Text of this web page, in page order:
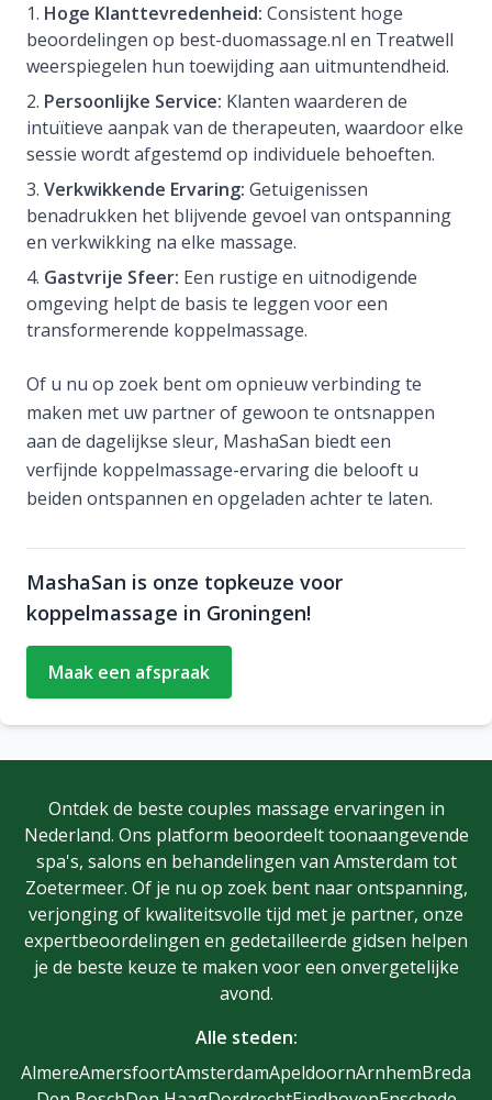
Hoge Klanttevredenheid: Consistent hoge
beoordelingen op best-duomassage.nl en Treatwell
weerspiegelen hun toewijding aan uitmuntendheid.
Persoonlijke Service: Klanten waarderen de
intuïtieve aanpak van de therapeuten, waardoor elke
sessie wordt afgestemd op individuele behoeften.
Verkwikkende Ervaring: Getuigenissen
benadrukken het blijvende gevoel van ontspanning
en verkwikking na elke massage.
Gastvrije Sfeer: Een rustige en uitnodigende
omgeving helpt de basis te leggen voor een
transformerende koppelmassage.
Of u nu op zoek bent om opnieuw verbinding te
maken met uw partner of gewoon te ontsnappen
aan de dagelijkse sleur, MashaSan biedt een
verfijnde koppelmassage-ervaring die belooft u
beiden ontspannen en opgeladen achter te laten.
MashaSan is onze topkeuze voor
koppelmassage in Groningen!
Maak een afspraak
Ontdek de beste couples massage ervaringen in
Nederland. Ons platform beoordeelt toonaangevende
spa's, salons en behandelingen van Amsterdam tot
Zoetermeer. Of je nu op zoek bent naar ontspanning,
verjonging of kwaliteitsvolle tijd met je partner, onze
expertbeoordelingen en gedetailleerde gidsen helpen
je de beste keuze te maken voor een onvergetelijke
avond.
Alle steden:
AlmereAmersfoortAmsterdamApeldoornArnhemBreda